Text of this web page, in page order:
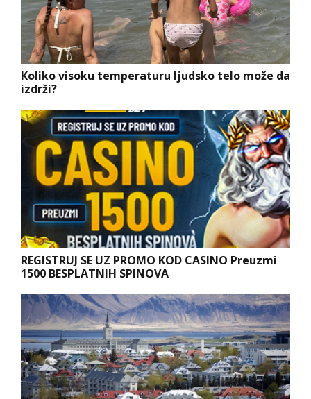
Koliko visoku temperaturu ljudsko telo može da
izdrži?
REGISTRUJ SE UZ PROMO KOD CASINO Preuzmi
1500 BESPLATNIH SPINOVA